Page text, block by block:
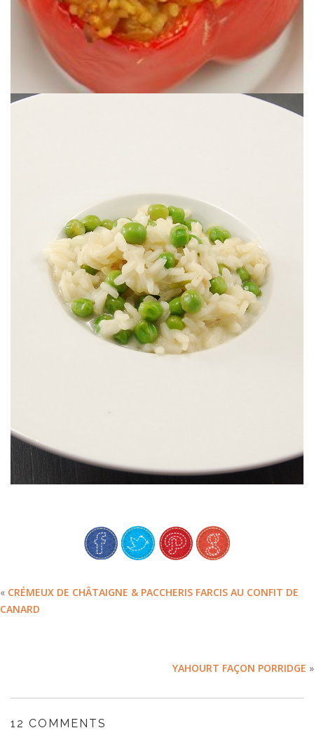
RISI E BISI RISOTTO AUX PETITS POIS
Un classique de la cuisine modeste italienne.
« CRÉMEUX DE CHÂTAIGNE & PACCHERIS FARCIS AU CONFIT DE
CANARD
YAHOURT FAÇON PORRIDGE »
12 COMMENTS